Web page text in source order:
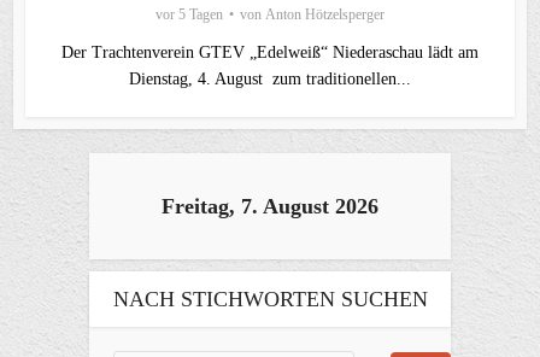
vor 5 Tagen von Anton Hötzelsperger
Der Trachtenverein GTEV „Edelweiß“ Niederaschau lädt am
Dienstag, 4. August zum traditionellen...
Freitag, 7. August 2026
NACH STICHWORTEN SUCHEN